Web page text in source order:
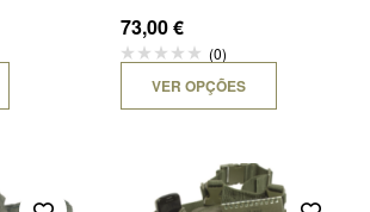
73,00€
(0)
VER OPÇÕES